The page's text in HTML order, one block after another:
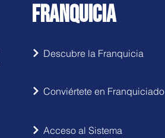
FRANQUICIA
Descubre la Franquicia
Conviértete en Franquiciado
Acceso al Sistema